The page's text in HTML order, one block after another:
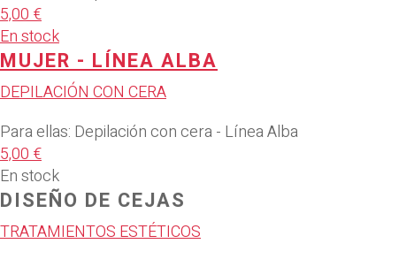
5,00 €
En stock
MUJER - LÍNEA ALBA
DEPILACIÓN CON CERA
Para ellas: Depilación con cera - Línea Alba
5,00 €
En stock
DISEÑO DE CEJAS
TRATAMIENTOS ESTÉTICOS